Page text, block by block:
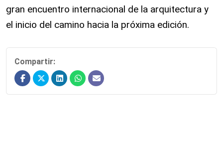
gran encuentro internacional de la arquitectura y
el inicio del camino hacia la próxima edición.
Compartir: